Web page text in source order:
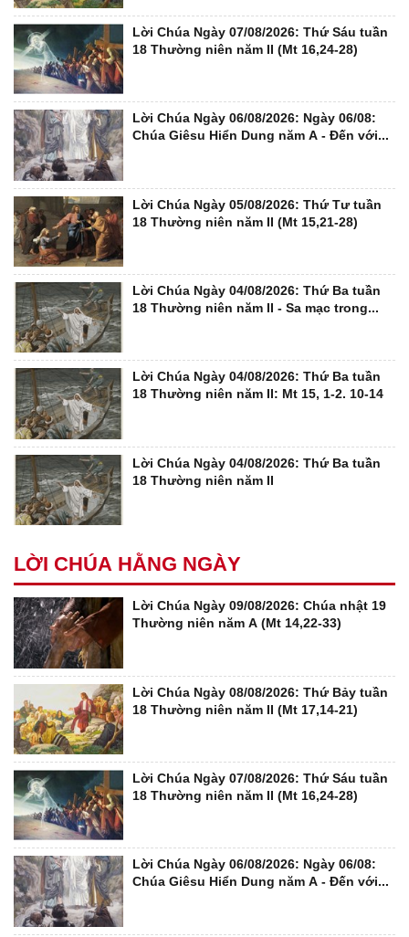
Lời Chúa Ngày 07/08/2026: Thứ Sáu tuần
18 Thường niên năm II (Mt 16,24-28)
Lời Chúa Ngày 06/08/2026: Ngày 06/08:
Chúa Giêsu Hiển Dung năm A - Đến với...
Lời Chúa Ngày 05/08/2026: Thứ Tư tuần
18 Thường niên năm II (Mt 15,21-28)
Lời Chúa Ngày 04/08/2026: Thứ Ba tuần
18 Thường niên năm II - Sa mạc trong...
Lời Chúa Ngày 04/08/2026: Thứ Ba tuần
18 Thường niên năm II: Mt 15, 1-2. 10-14
Lời Chúa Ngày 04/08/2026: Thứ Ba tuần
18 Thường niên năm II
LỜI CHÚA HẰNG NGÀY
Lời Chúa Ngày 09/08/2026: Chúa nhật 19
Thường niên năm A (Mt 14,22-33)
Lời Chúa Ngày 08/08/2026: Thứ Bảy tuần
18 Thường niên năm II (Mt 17,14-21)
Lời Chúa Ngày 07/08/2026: Thứ Sáu tuần
18 Thường niên năm II (Mt 16,24-28)
Lời Chúa Ngày 06/08/2026: Ngày 06/08:
Chúa Giêsu Hiển Dung năm A - Đến với...